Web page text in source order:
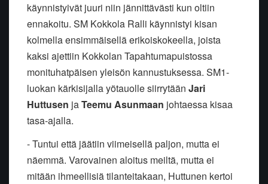
käynnistyivät juuri niin jännittävästi kun oltiin
ennakoitu. SM Kokkola Ralli käynnistyi kisan
kolmella ensimmäisellä erikoiskokeella, joista
kaksi ajettiin Kokkolan Tapahtumapuistossa
monituhatpäisen yleisön kannustuksessa. SM1-
luokan kärkisijalla yötauolle siirrytään Jari
Huttusen jaTeemu Asunmaan johtaessa kisaa
tasa-ajalla.
- Tuntui että jäätiin viimeisellä paljon, mutta ei
näemmä. Varovainen aloitus meiltä, mutta ei
mitään ihmeellisiä tilanteitakaan, Huttunen kertoi